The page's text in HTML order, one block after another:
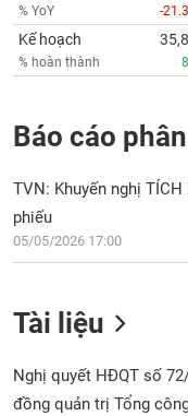
% YoY -
Kế hoạch
% hoàn thành
Báo cáo
TVN: Khuyến nghị
phiếu
05/05/2026 17:00
Tài liệu
Nghị quyết HĐQT số
đồng quản trị Tổng